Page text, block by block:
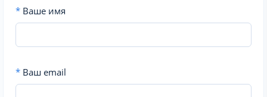
* Ваше имя
* Ваш email